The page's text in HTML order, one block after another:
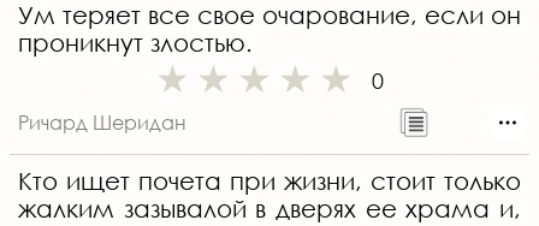
Ум теряет все свое очарование, если он
проникнут злостью.
0
Ричард Шеридан
Кто ищет почета при жизни, стоит только
жалким зазывалой в дверях ее храма и,